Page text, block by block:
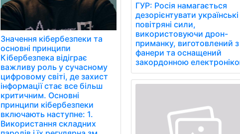
Значення кібербезпеки та
основні принципи
Кібербезпека відіграє
важливу роль у сучасному
цифровому світі, де захист
інформації стає все більш
критичним. Основні
принципи кібербезпеки
включають наступне: 1.
Використання складних
ГУР: Росія намагається
дезорієнтувати українські
повітряні сили,
використовуючи дрон-
приманку, виготовлений з
фанери та оснащений
закордонною